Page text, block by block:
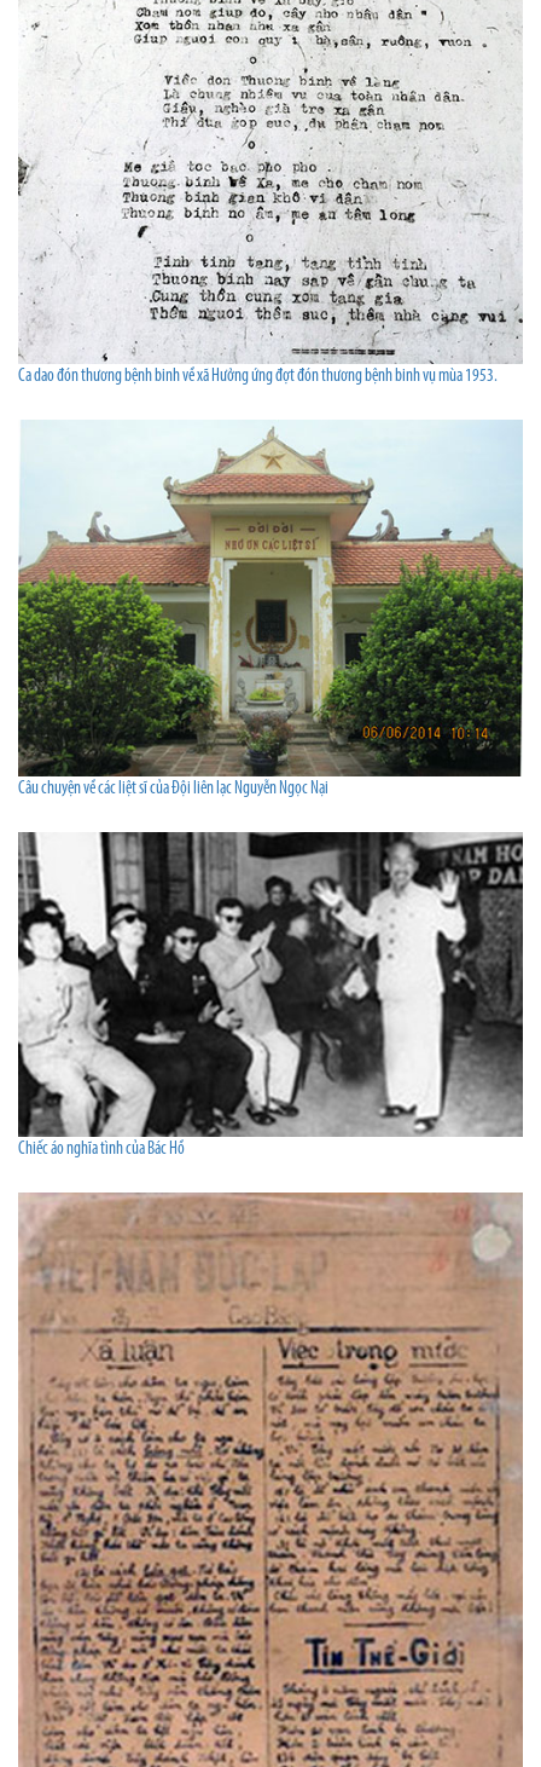
Ca dao đón thương bệnh binh về xã Hưởng ứng đợt đón thương bệnh binh vụ mùa 1953.
Câu chuyện về các liệt sĩ của Đội liên lạc Nguyễn Ngọc Nại
Chiếc áo nghĩa tình của Bác Hồ